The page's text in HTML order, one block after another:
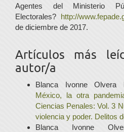
Agentes del Ministerio
Electorales? http://
de diciembre de 2017.
Artículos más
autor/a
Blanca Ivonne Olvera
México, la otra
Ciencias Penales: Vol. 3
violencia y poder. Delitos
Blanca Ivonne